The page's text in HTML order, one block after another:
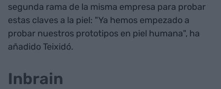
segunda rama de la misma empresa para probar
estas claves a la piel: "Ya hemos empezado a
probar nuestros prototipos en piel humana", ha
añadido Teixidó.
Inbrain